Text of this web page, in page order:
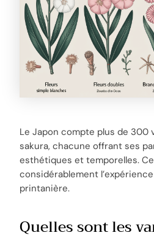
Le Japon compte plus de 300
sakura, chacune offrant ses
esthétiques et temporelles.
considérablement
printanière.
Quelles sont les